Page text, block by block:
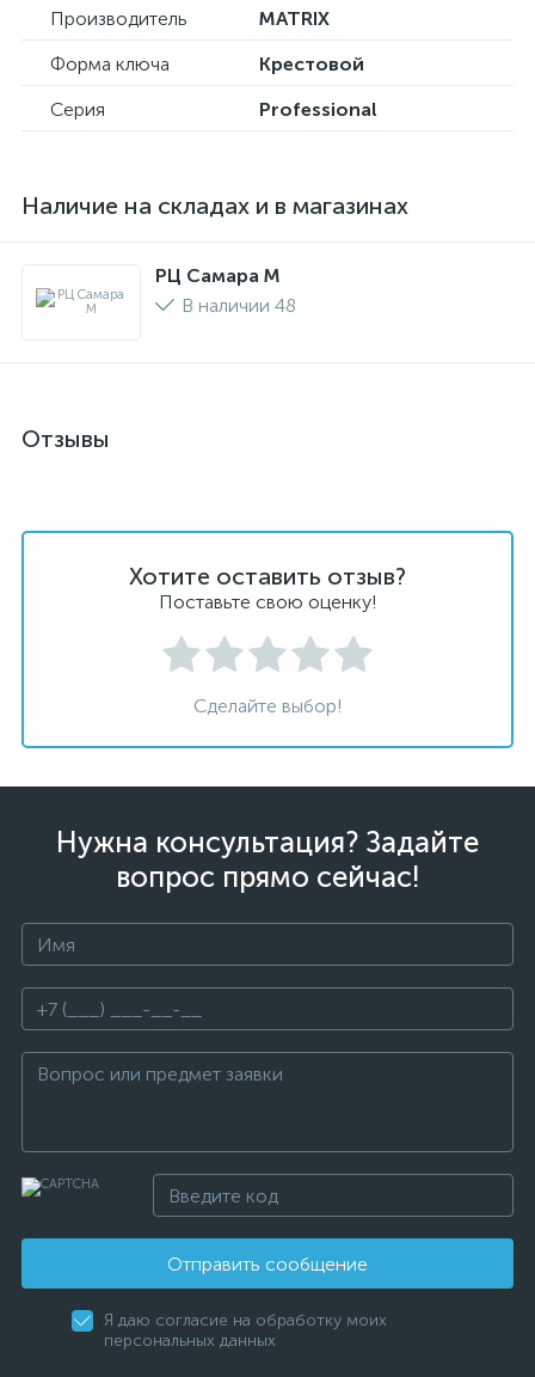
Производитель
MATRIX
Форма ключа
Крестовой
Серия
Professional
Наличие на складах и в магазинах
РЦ Самара M
В наличии 48
Отзывы
Хотите оставить отзыв?
Поставьте свою оценку!
Сделайте выбор!
Нужна консультация? Задайте
вопрос прямо сейчас!
Отправить сообщение
Я даю согласие на обработку моих
персональных данных